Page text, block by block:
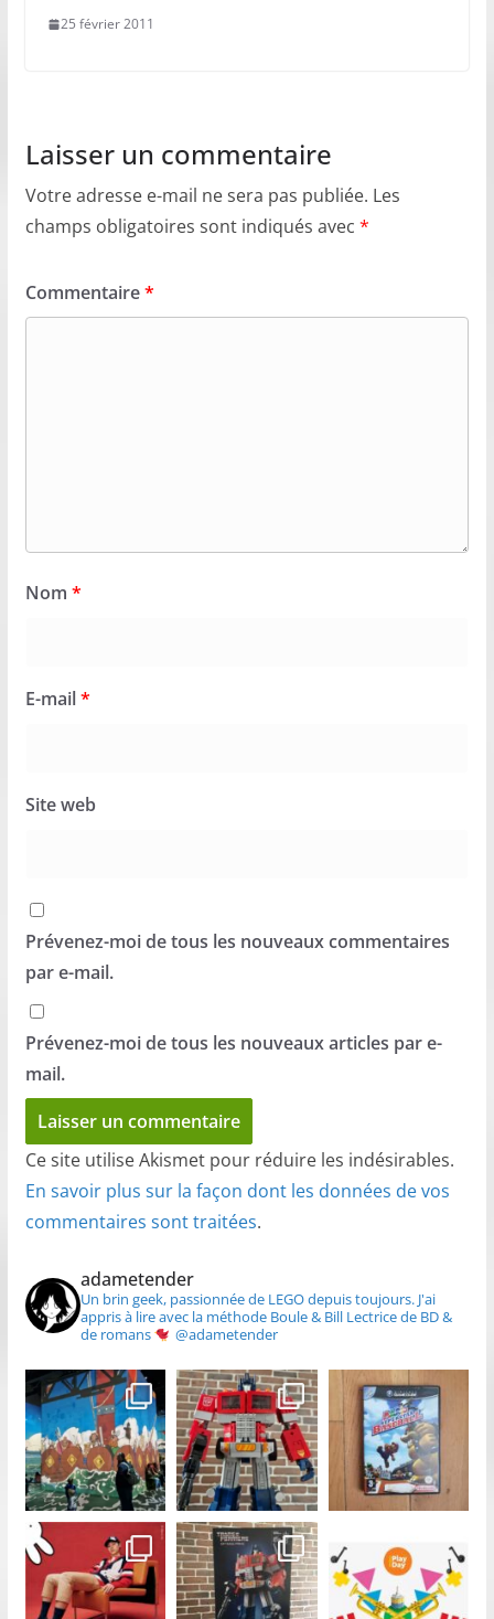
25 février 2011
Laisser un commentaire
Votre adresse e-mail ne sera pas publiée. Les
champs obligatoires sont indiqués avec *
Commentaire*
Nom *
E-mail*
Site web
Prévenez-moi de tous les nouveaux commentaires
par e-mail.
Prévenez-moi de tous les nouveaux articles par e-
mail.
Ce site utilise Akismet pour réduire les indésirables.
En savoir plus sur la façon dont les données de vos
commentaires sont traitées.
adametender
Un brin geek, passionnée de LEGO depuis toujours.J'ai
appris à lire avec la méthode Boule & Bill Lectrice de BD &
de romans
@adametender